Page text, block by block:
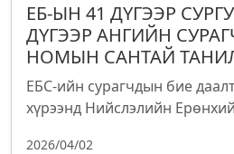
ЕБ-ЫН 41 ДҮГЭЭР
ДҮГЭЭР АНГИЙН
НОМЫН САНТАЙ
ЕБС-ийн сурагчдын бие
хүрээнд Нийслэлийн
2026/04/02